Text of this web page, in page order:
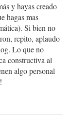
y hayas creado
hagas mas
Si bien no
repito, aplaudo
Lo que no
constructiva al
algo personal